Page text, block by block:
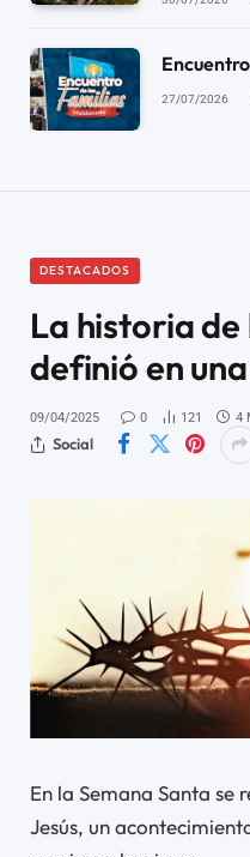
27/07/2026
DESTACADOS
La historia
definió en
09/04/2025 0 121 4
Social
En la Semana Santa se
Jesús, un